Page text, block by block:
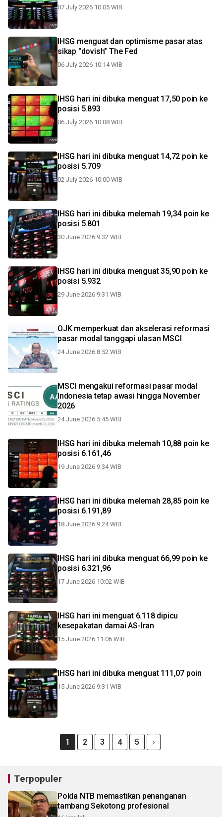
07 July 2026 10:05 WIB
IHSG menguat dan optimisme pasar atas
sikap "dovish" The Fed
06 July 2026 10:14 WIB
IHSG hari ini dibuka menguat 17,50 poin ke
posisi 5.893
06 July 2026 10:08 WIB
IHSG hari ini dibuka menguat 14,72 poin ke
posisi 5.709
02 July 2026 10:00 WIB
IHSG hari ini dibuka melemah 19,34 poin ke
posisi 5.801
30 June 2026 9:32 WIB
IHSG hari ini dibuka menguat 35,90 poin ke
posisi 5.932
29 June 2026 9:31 WIB
OJK memperkuat dan akselerasi reformasi
pasar modal tanggapi ulasan MSCI
24 June 2026 8:52 WIB
MSCI mengakui reformasi pasar modal
Indonesia tetap awasi hingga November
2026
24 June 2026 5:45 WIB
IHSG hari ini dibuka melemah 10,88 poin ke
posisi 6.161,46
19 June 2026 9:34 WIB
IHSG hari ini dibuka melemah 28,85 poin ke
posisi 6.191,89
18 June 2026 9:24 WIB
IHSG hari ini dibuka menguat 66,99 poin ke
posisi 6.321,96
17 June 2026 10:02 WIB
IHSG hari ini menguat 6.118 dipicu
kesepakatan damai AS-Iran
15 June 2026 11:06 WIB
IHSG hari ini dibuka menguat 111,07 poin
15 June 2026 9:31 WIB
1 2 3 4 5
Terpopuler
Polda NTB memastikan penanganan
tambang Sekotong profesional